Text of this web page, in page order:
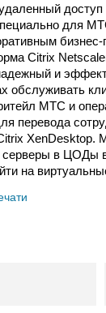
для
Citrix
и
МТС и
перевода
в ЦОДы
на